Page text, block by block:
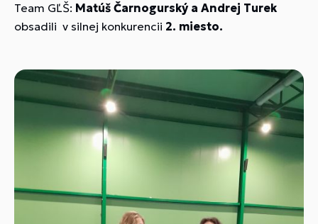
Team GĽŠ: Matúš Čarnogurský a Andrej Turek
obsadili v silnej konkurencii 2. miesto.